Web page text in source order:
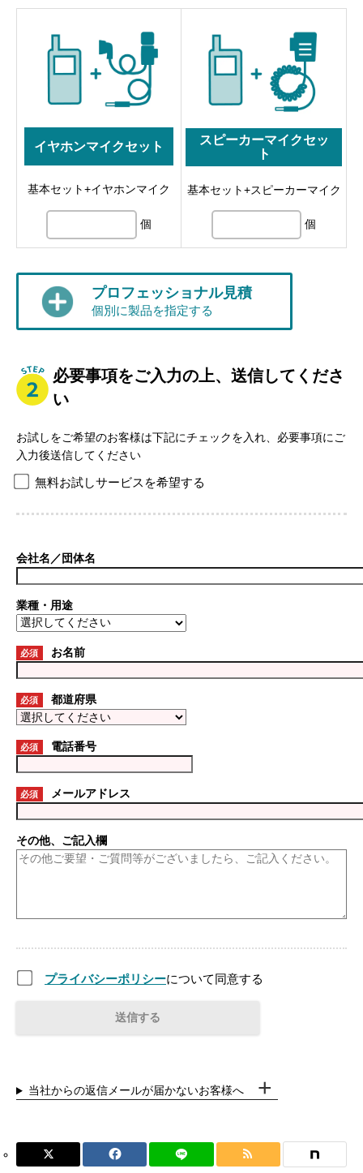
イヤホンマイクセット
基本セット+イヤホンマイク
個
スピーカーマイクセッ
ト
基本セット+スピーカーマイク
個
プロフェッショナル見積
個別に製品を指定する
必要事項をご入力の上、送信してくださ
い
お試しをご希望のお客様は下記にチェックを入れ、必要事項にご
入力後送信してください
無料お試しサービスを希望する
会社名／団体名
業種・用途
必須 お名前
必須 都道府県
必須 電話番号
必須 メールアドレス
その他、ご記入欄
プライバシーポリシーについて同意する
当社からの返信メールが届かないお客様へ